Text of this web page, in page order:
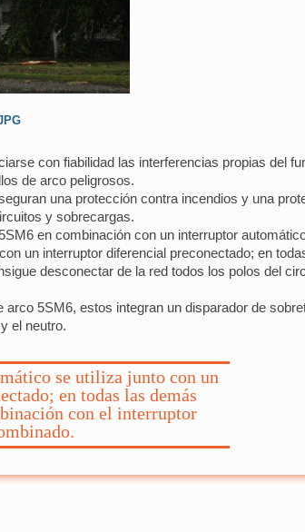
con fiabilidad las interferencias propias del
de arco peligrosos.
una protección contra incendios y una
y sobrecargas.
en combinación con un interruptor
un interruptor diferencial preconectado; en
desconectar de la red todos los polos del
5SM6, estos integran un disparador de
el neutro.
se utiliza junto con un
en todas las demás
con el interruptor